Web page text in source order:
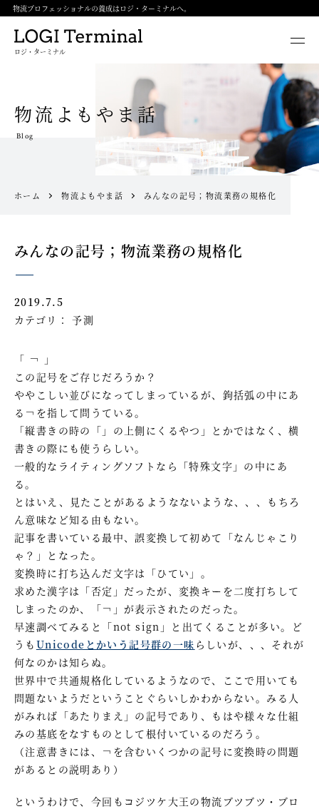
物流プロフェッショナルの養成はロジ・ターミナルへ。
ロジ・ターミナル
物流よもやま話
Blog
ホーム 物流よもやま話 みんなの記号；物流業務の規格化
みんなの記号；物流業務の規格化
2019.7.5
カテゴリ：予測
「 ￢ 」
この記号をご存じだろうか？
ややこしい並びになってしまっているが、鉤括弧の中にあ
る￢を指して問うている。
「縦書きの時の「」の上側にくるやつ」とかではなく、横
書きの際にも使うらしい。
一般的なライティングソフトなら「特殊文字」の中にあ
る。
とはいえ、見たことがあるようなないような、、、もちろ
ん意味など知る由もない。
記事を書いている最中、誤変換して初めて「なんじゃこり
ゃ？」となった。
変換時に打ち込んだ文字は「ひてい」。
求めた漢字は「否定」だったが、変換キーを二度打ちして
しまったのか、「￢」が表示されたのだった。
早速調べてみると「not sign」と出てくることが多い。ど
うも Unicodeとかいう記号群の一味 らしいが、、、それが
何なのかは知らぬ。
世界中で共通規格化しているようなので、ここで用いても
問題ないようだということぐらいしかわからない。みる人
がみれば「あたりまえ」の記号であり、もはや様々な仕組
みの基底をなすものとして根付いているのだろう。
（注意書きには、￢を含むいくつかの記号に変換時の問題
があるとの説明あり）
というわけで、今回もコジツケ大王の物流ブツブツ・ブロ